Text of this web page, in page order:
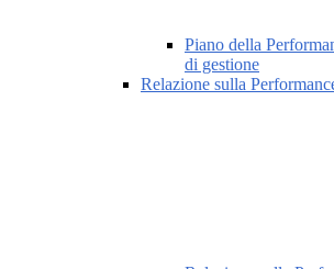
Piano della
di gestione
Relazione sulla